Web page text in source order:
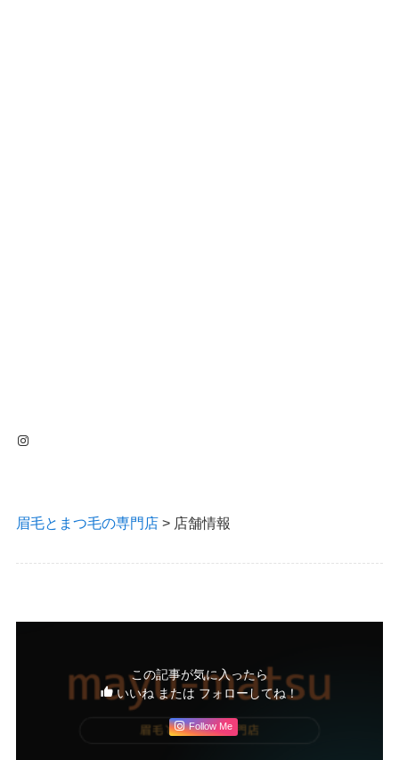
Instagram
眉毛とまつ毛の専門店> 店舗情報
この記事が気に入ったら
いいね または フォローしてね！
Follow Me